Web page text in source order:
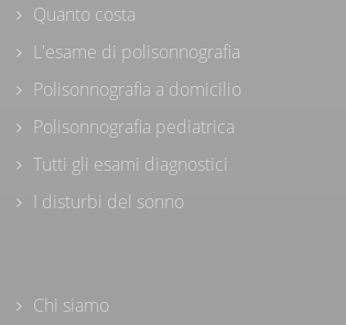
Quanto costa
L'esame di polisonnografia
Polisonnografia a domicilio
Polisonnografia pediatrica
Tutti gli esami diagnostici
I disturbi del sonno
Chi siamo